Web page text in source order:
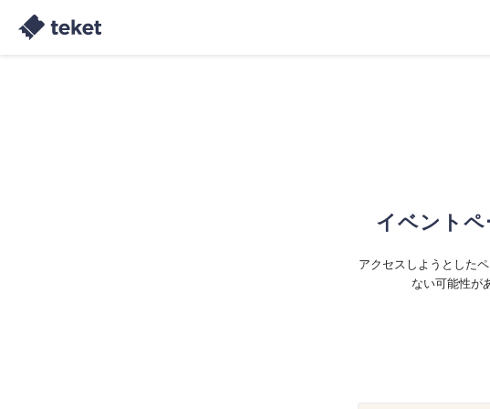
イベントペ
アクセスしようとした
ない可能性が